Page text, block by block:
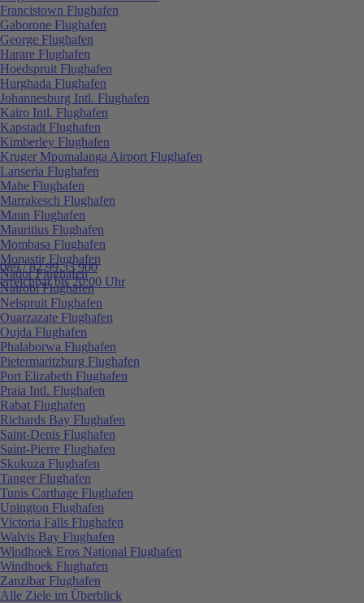
089 / 82 99 33 900
erreichbar bis 20:00 Uhr
Francistown Flughafen
Gaborone Flughafen
George Flughafen
Harare Flughafen
Hoedspruit Flughafen
Hurghada Flughafen
Johannesburg Intl. Flughafen
Kairo Intl. Flughafen
Kapstadt Flughafen
Kimberley Flughafen
Kruger Mpumalanga Airport Flughafen
Lanseria Flughafen
Mahe Flughafen
Marrakesch Flughafen
Maun Flughafen
Mauritius Flughafen
Mombasa Flughafen
Monastir Flughafen
Nador Flughafen
Nairobi Flughafen
Nelspruit Flughafen
Ouarzazate Flughafen
Oujda Flughafen
Phalaborwa Flughafen
Pietermaritzburg Flughafen
Port Elizabeth Flughafen
Praia Intl. Flughafen
Rabat Flughafen
Richards Bay Flughafen
Saint-Denis Flughafen
Saint-Pierre Flughafen
Skukuza Flughafen
Tanger Flughafen
Tunis Carthage Flughafen
Upington Flughafen
Victoria Falls Flughafen
Walvis Bay Flughafen
Windhoek Eros National Flughafen
Windhoek Flughafen
Zanzibar Flughafen
Alle Ziele im Überblick